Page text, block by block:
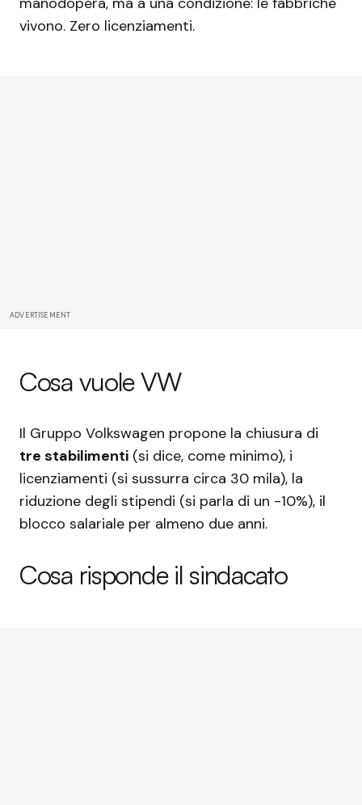
vivono. Zero licenziamenti.
ADVERTISEMENT
Cosa vuole VW
Il Gruppo Volkswagen propone la chiusura di
tre stabilimenti (si dice, come minimo), i
licenziamenti (si sussurra circa 30 mila), la
riduzione degli stipendi (si parla di un -10%), il
blocco salariale per almeno due anni.
Cosa risponde il sindacato